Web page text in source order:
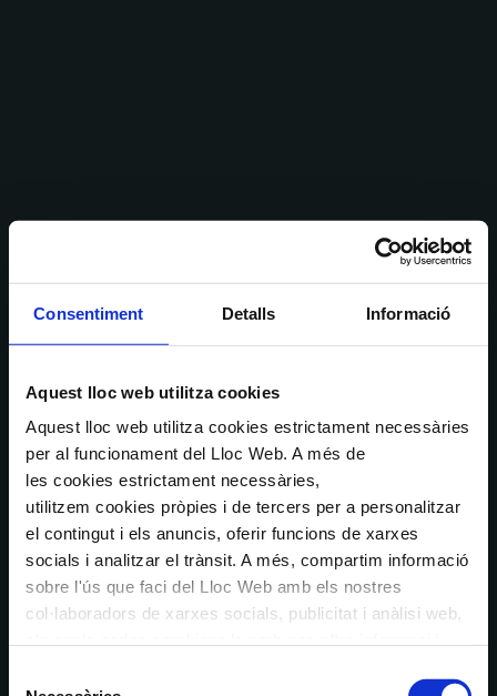
Consentiment Detalls Informació
Aquest lloc web utilitza cookies
Aquest lloc web utilitza cookies estrictament necessàries
per al funcionament del Lloc Web. A més de
les cookies estrictament necessàries,
utilitzem cookies pròpies i de tercers per a personalitzar
el contingut i els anuncis, oferir funcions de xarxes
socials i analitzar el trànsit. A més, compartim informació
sobre l'ús que faci del Lloc Web amb els nostres
col·laboradors de xarxes socials, publicitat i anàlisi web,